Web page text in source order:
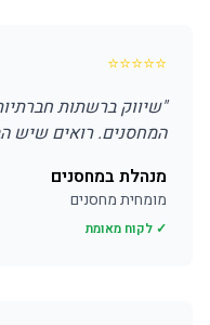
⭐
⭐
⭐
⭐
⭐
"שיווק ברשתות
המחסנים. רואים שיש
מנהלת במחסנים
מומחית מחסנים
✓ לקוח מאומת